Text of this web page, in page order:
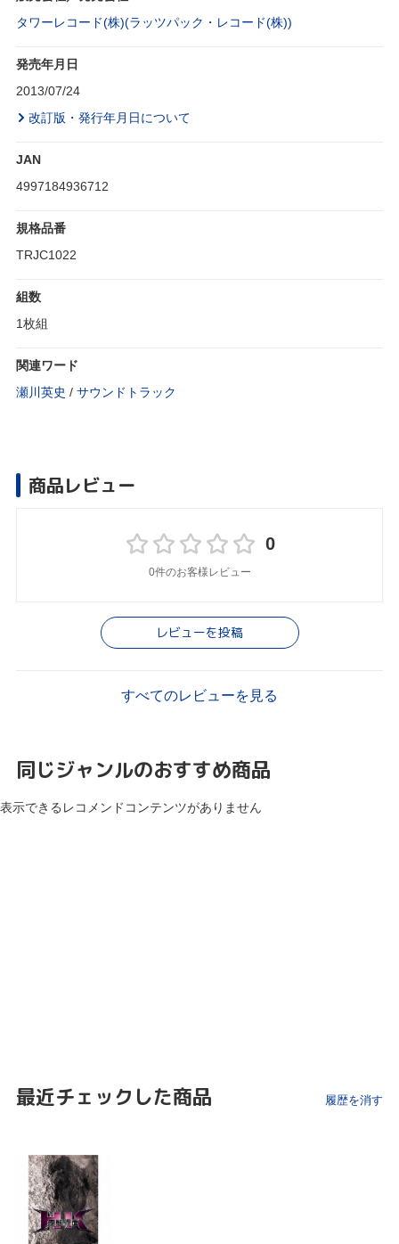
タワーレコード(株)(ラッツパック・レコード(株))
発売年月日
2013/07/24
改訂版・発行年月日について
JAN
4997184936712
規格品番
TRJC1022
組数
1枚組
関連ワード
瀬川英史 / サウンドトラック
商品レビュー
0
0件のお客様レビュー
レビューを投稿
すべてのレビューを見る
同じジャンルのおすすめ商品
表示できるレコメンドコンテンツがありません
最近チェックした商品 履歴を消す